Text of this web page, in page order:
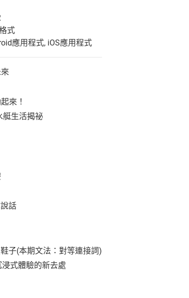
式
應用程式, iOS應用程式
來！
艇生活揭祕
話
子(本期文法：對等連接詞)
式體驗的新去處